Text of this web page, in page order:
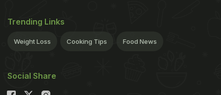
Trending Links
Weight Loss Cooking Tips Food News
Social Share